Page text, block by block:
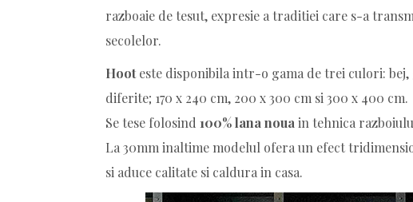
razboaie de tesut, expresie a traditiei care s-a
secolelor.
Hooteste disponibila intr-o gama de trei culori:
diferite; 170 x 240 cm, 200 x 300 cm si 300 x 400 cm.
Se tese folosind 100% lana noua in tehnica
La 30mm inaltime modelul ofera un efect
si aduce calitate si caldura in casa.